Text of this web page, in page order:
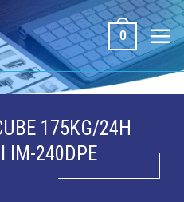
0
175KG/24H
IM-240DPE